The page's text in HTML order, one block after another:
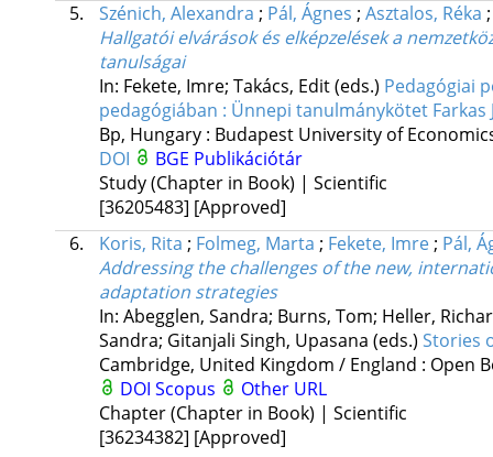
5.
Szénich, Alexandra ; Pál, Ágnes ; Asztalos, Réka
Hallgatói elvárások és elképzelések a
tanulságai
In: Fekete, Imre; Takács, Edit (eds.) Pedagógiai
pedagógiában : Ünnepi tanulmánykötet Farkas
Bp, Hungary : Budapest University of
DOI
BGE Publikációtár
Study (Chapter in Book) | Scientific
[36205483] [Approved]
6.
Koris, Rita ; Folmeg, Marta ; Fekete, Imre; Pál,
Addressing the challenges of the new,
adaptation strategies
In: Abegglen, Sandra; Burns, Tom; Heller,
Sandra; Gitanjali Singh, Upasana (eds.) Stories
Cambridge, United Kingdom / England : Open
DOI Scopus
Other URL
Chapter (Chapter in Book) | Scientific
[36234382] [Approved]